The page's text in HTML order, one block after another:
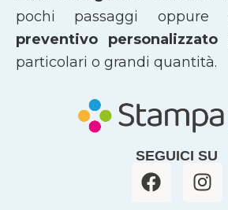
pochi passaggi oppure
preventivo personalizzato
particolari o grandi quantità.
SEGUICI SU
F
a
I
n